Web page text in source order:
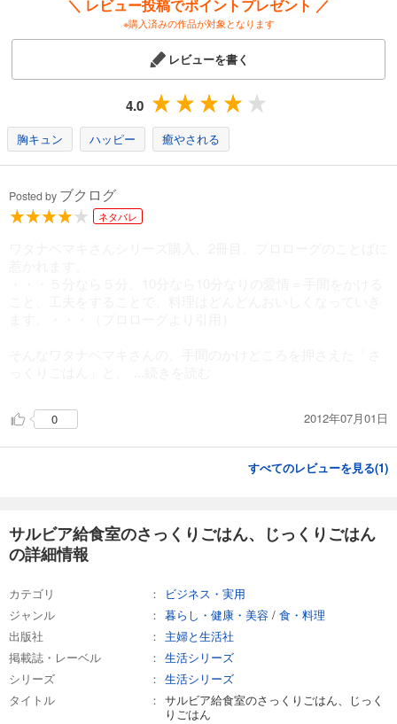
・きゅうりとみょうがの冷たい梅スープ
・ほたるいかとトマトのカッペリーニ
・きのことブルーチーズの香ばし焼き
・チコリといちじくのサラダ
・にんじんと厚揚げのビビンパ ......など
【じっくりごはん】
料理のこと。特に、体も心もゆとりのある休みの日におすすめ。
→たとえば
＼ レビュー投稿でポイントプレゼント ／
※購入済みの作品が対象となります
レビューを書く
4.0
胸キュン ハッピー 癒やされる
Posted by ブクログ
ネタバレ
0 2012年07月01日
すべてのレビューを見る(1)
サルビア給食室のさっくりごはん、じっくりごはん
の詳細情報
カテゴリ
ビジネス・実用
ジャンル
暮らし・健康・美容 / 食・料理
出版社
主婦と生活社
掲載誌・レーベル
生活シリーズ
シリーズ
生活シリーズ
タイトル
サルビア給食室のさっくりごはん、じっく
りごはん